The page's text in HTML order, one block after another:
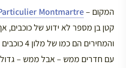
המקום –Montmartre
קטן בן מספר לא ידוע של כוכבים,
והמחירים